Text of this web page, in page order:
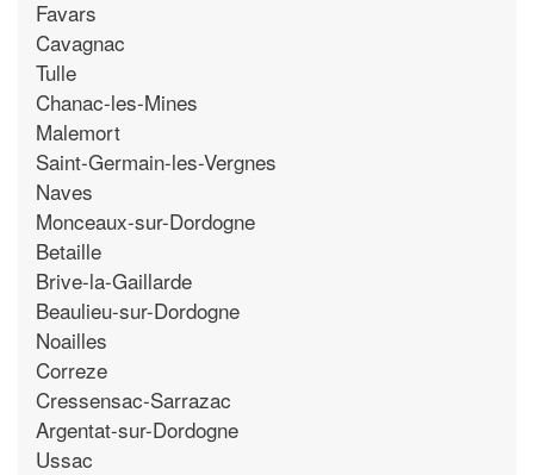
Favars
Cavagnac
Tulle
Chanac-les-Mines
Malemort
Saint-Germain-les-Vergnes
Naves
Monceaux-sur-Dordogne
Betaille
Brive-la-Gaillarde
Beaulieu-sur-Dordogne
Noailles
Correze
Cressensac-Sarrazac
Argentat-sur-Dordogne
Ussac